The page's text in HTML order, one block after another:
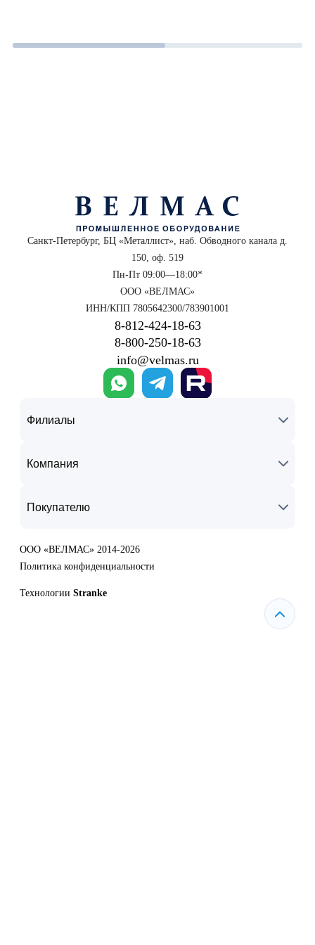
Санкт-Петербург, БЦ «Металлист», наб. Обводного канала д.
150, оф. 519
Пн-Пт 09:00—18:00*
ООО «ВЕЛМАС»
ИНН/КПП 7805642300/783901001
8‑812‑424‑18‑63
8‑800‑250‑18‑63
info@velmas.ru
Филиалы
Компания
Покупателю
ООО «ВЕЛМАС» 2014-2026
Политика конфиденциальности
Технологии Stranke